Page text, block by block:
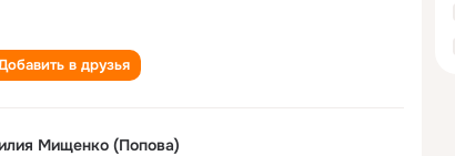
в друзья
Мищенко (Попова)